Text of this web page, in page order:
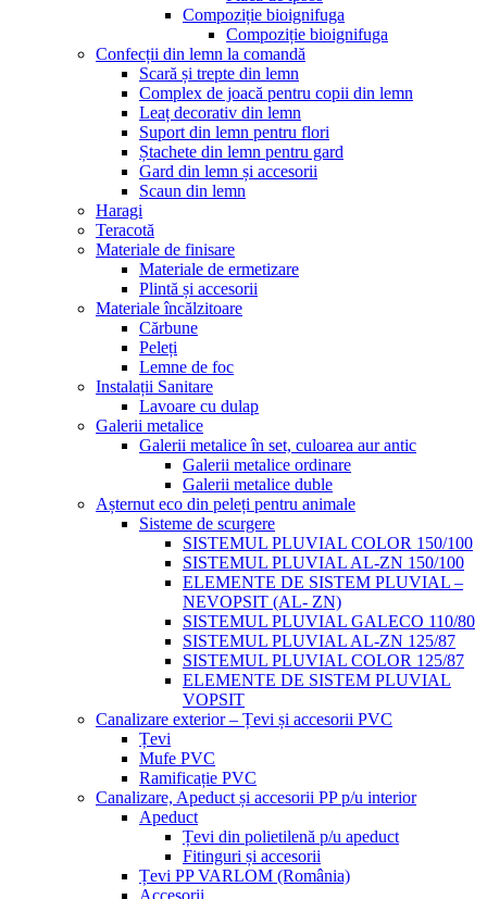
Compoziție bioignifuga
Compoziție bioignifuga
Confecții din lemn la comandă
Scară și trepte din lemn
Complex de joacă pentru copii din lemn
Leaț decorativ din lemn
Suport din lemn pentru flori
Ștachete din lemn pentru gard
Gard din lemn și accesorii
Scaun din lemn
Haragi
Teracotă
Materiale de finisare
Materiale de ermetizare
Plintă și accesorii
Materiale încălzitoare
Cărbune
Peleți
Lemne de foc
Instalații Sanitare
Lavoare cu dulap
Galerii metalice
Galerii metalice în set, culoarea aur antic
Galerii metalice ordinare
Galerii metalice duble
Așternut eco din peleți pentru animale
Sisteme de scurgere
SISTEMUL PLUVIAL COLOR 150/100
SISTEMUL PLUVIAL AL-ZN 150/100
ELEMENTE DE SISTEM PLUVIAL –
NEVOPSIT (AL- ZN)
SISTEMUL PLUVIAL GALECO 110/80
SISTEMUL PLUVIAL AL-ZN 125/87
SISTEMUL PLUVIAL COLOR 125/87
ELEMENTE DE SISTEM PLUVIAL
VOPSIT
Canalizare exterior – Țevi și accesorii PVC
Țevi
Mufe PVC
Ramificație PVC
Canalizare, Apeduct și accesorii PP p/u interior
Apeduct
Țevi din polietilenă p/u apeduct
Fitinguri și accesorii
Țevi PP VARLOM (România)